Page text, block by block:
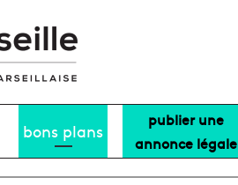
bons plans
publier une
annonce légale